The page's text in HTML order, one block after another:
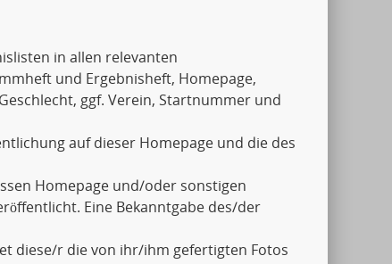
in allen relevanten
und Ergebnisheft, Homepage,
ggf. Verein, Startnummer und
auf dieser Homepage und die des
Homepage und/oder sonstigen
Eine Bekanntgabe des/der
diese/r die von ihr/ihm gefertigten Fotos